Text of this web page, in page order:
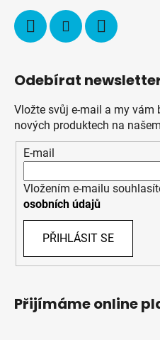
Odebírat
Vložte svůj e-mail a my
nových produktech na
E-mail
Vložením e-mailu
osobních údajů
PŘIHLÁSIT SE
Přijímáme online